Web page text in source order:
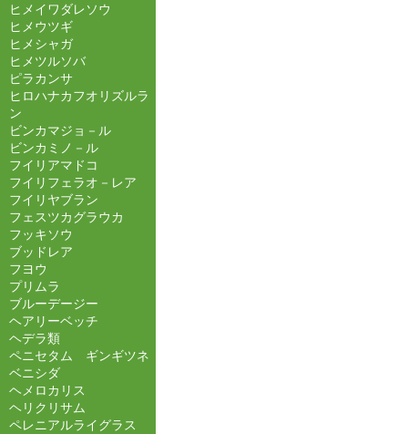
ヒメイワダレソウ
ヒメウツギ
ヒメシャガ
ヒメツルソバ
ピラカンサ
ヒロハナカフオリズルラ
ン
ビンカマジョ－ル
ビンカミノ－ル
フイリアマドコ
フイリフェラオ－レア
フイリヤブラン
フェスツカグラウカ
フッキソウ
ブッドレア
フヨウ
プリムラ
ブルーデージー
ヘアリーベッチ
ヘデラ類
ペニセタム ギンギツネ
ベニシダ
ヘメロカリス
ヘリクリサム
ペレニアルライグラス